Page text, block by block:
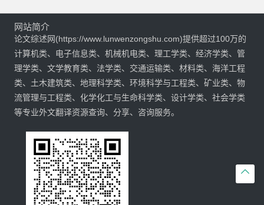

网站简介
论文综述网(https://www.lunwenzongshu.com)提供超过100万的
计算机类、电子信息类、机械机电类、理工学类、经济学类、管
理学类、文学教育类、法学类、交通运输类、材料类、海洋工程
类、土木建筑类、地理科学类、环境科学与工程类、矿业类、物
流管理与工程类、化学化工与生命科学类、设计学类、社会学类
等专业外文翻译资源查询、分享、咨询服务。